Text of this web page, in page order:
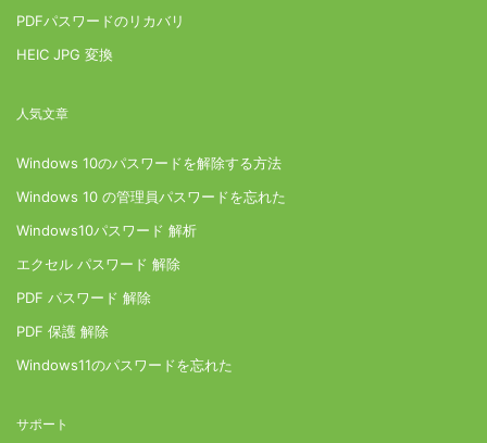
PDFパスワードのリカバリ
HEIC JPG 変換
人気文章
Windows 10のパスワードを解除する方法
Windows 10 の管理員パスワードを忘れた
Windows10パスワード 解析
エクセル パスワード 解除
PDF パスワード 解除
PDF 保護 解除
Windows11のパスワードを忘れた
サポート